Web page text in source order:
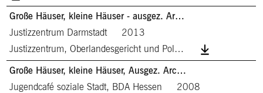
Große Häuser, kleine Häuser - ausgez. Ar…
Justizzentrum Darmstadt
2013
Justizzentrum, Oberlandesgericht und Pol…
Große Häuser, kleine Häuser, Ausgez. Arc…
Jugendcafé soziale Stadt, BDA Hessen
2008